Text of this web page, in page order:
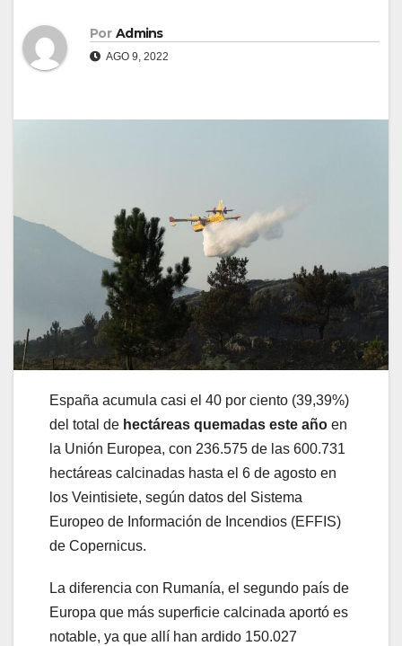
Por Admins
AGO 9, 2022
España acumula casi el 40 por ciento (39,39%)
del total de hectáreas quemadas este año en
la Unión Europea, con 236.575 de las 600.731
hectáreas calcinadas hasta el 6 de agosto en
los Veintisiete, según datos del Sistema
Europeo de Información de Incendios (EFFIS)
de Copernicus.
La diferencia con Rumanía, el segundo país de
Europa que más superficie calcinada aportó es
notable, ya que allí han ardido 150.027